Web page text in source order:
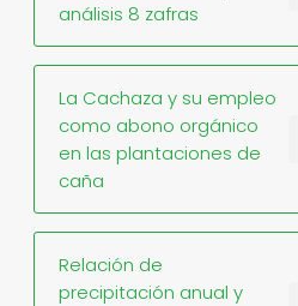
análisis 8 zafras
La Cachaza y su empleo
como abono orgánico
en las plantaciones de
caña
Relación de
precipitación anual y